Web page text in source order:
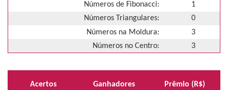
Números de Fibonacci:
1
Números Triangulares:
0
Números na Moldura:
3
Números no Centro:
3
Acertos Ganhadores Prêmio (R$)